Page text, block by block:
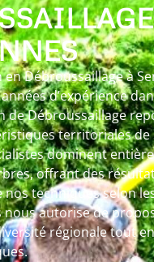
Débroussaillage à
d’expérience
de Débroussaillage
territoriales de
dominent
offrant des
techniques selon
nous autorise de
régionale tout